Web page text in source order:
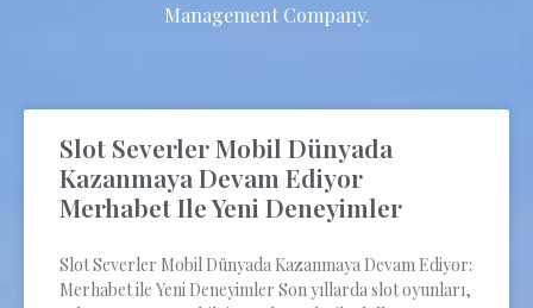
Management Company.
Slot Severler Mobil Dünyada
Kazanmaya Devam Ediyor
Merhabet Ile Yeni Deneyimler
Slot Severler Mobil Dünyada Kazanmaya Devam Ediyor:
Merhabet ile Yeni Deneyimler Son yıllarda slot oyunları,